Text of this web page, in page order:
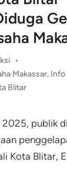
•
Makassar, Info
Blitar
publik
Kota Blitar,